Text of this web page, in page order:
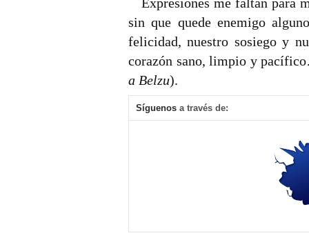
sin que quede enemigo
felicidad, nuestro sosiego y
corazón sano, limpio y
a Belzu).
Síguenos a través de: